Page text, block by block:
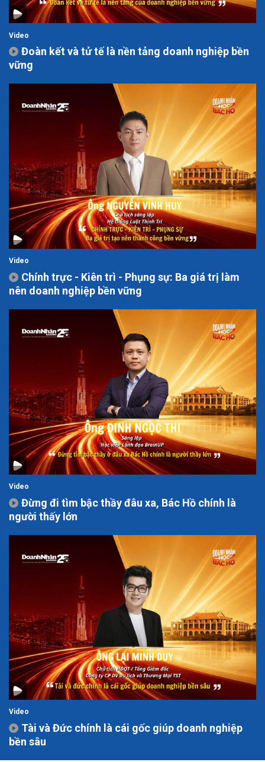
Video
Đoàn kết và tử tế là nền tảng doanh nghiệp bền
vững
Video
Chính trực - Kiên trì - Phụng sự: Ba giá trị làm
nên doanh nghiệp bền vững
Video
Đừng đi tìm bậc thầy đâu xa, Bác Hồ chính là
người thấy lớn
Video
Tài và Đức chính là cái gốc giúp doanh nghiệp
bền sâu